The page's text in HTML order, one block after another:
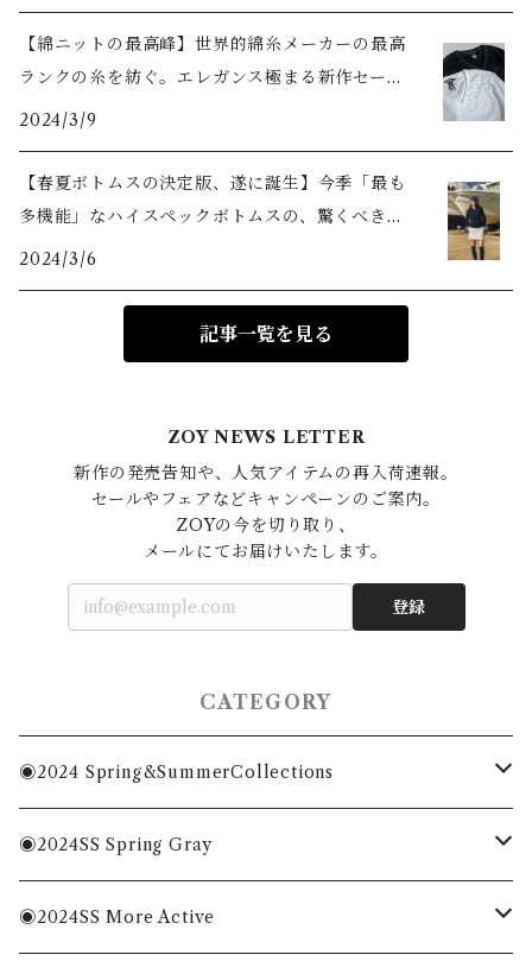
【綿ニットの最高峰】世界的綿糸メーカーの最高
ランクの糸を紡ぐ。エレガンス極まる新作セータ
ーをご紹介
2024/3/9
【春夏ボトムスの決定版、遂に誕生】今季「最も
多機能」なハイスペックボトムスの、驚くべき機
能美とは？
2024/3/6
記事一覧を見る
ZOY NEWS LETTER
新作の発売告知や、人気アイテムの再入荷速報。
セールやフェアなどキャンペーンのご案内。
ZOYの今を切り取り、
登録
CATEGORY
◉2024 Spring&SummerCollections
MENS
WOMENS
◉2024SS Spring Gray
MENS
◉2024SS More Active